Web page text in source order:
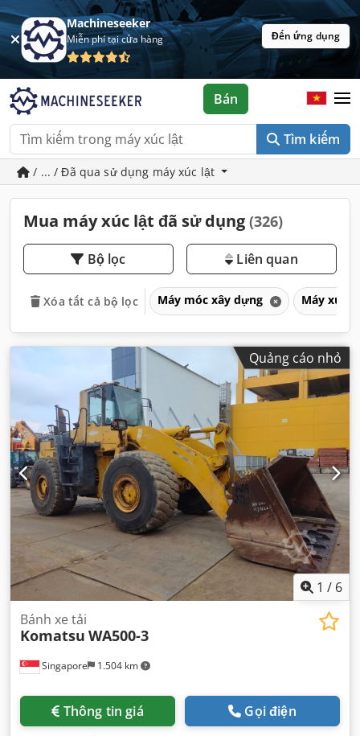
Machineseeker
Miễn phí tại cửa hàng Đến ứng dụng
Tìm kiếm
Bán
/ ... / Đã qua sử dụng máy xúc lật
Mua máy xúc lật đã sử dụng (326)
Bộ lọc Liên quan
Xóa tất cả bộ lọc Máy móc xây dựng Máy xúc
Quảng cáo nhỏ
1 / 6
Singapore 1.504 km
Bánh xe tải
Komatsu WA500-3
Thông tin giá Gọi điện